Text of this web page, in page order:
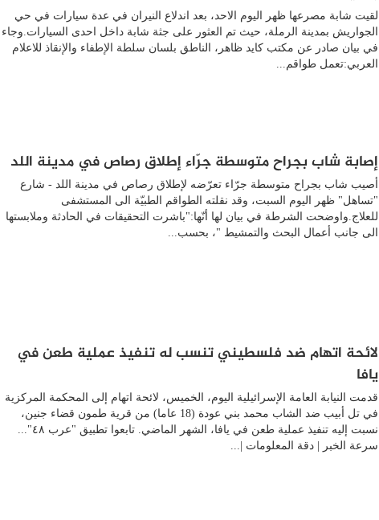
لقيت شابة مصرعها ظهر اليوم الاحد، بعد اندلاع النيران في عدة سيارات في حي
الجواريش بمدينة الرملة، حيث تم العثور على جثة شابة داخل احدى السيارات.وجاء
في بيان صادر عن مكتب كايد ظاهر، الناطق بلسان سلطة الإطفاء والإنقاذ للاعلام
العربي:تعمل طواقم...
إصابة شاب بجراح متوسطة جرّاء إطلاق رصاص في مدينة اللد
أصيب شاب بجراح متوسطة جرّاء تعرّضه لإطلاق رصاص في مدينة اللد - شارع
"تساهل" ظهر اليوم السبت، وقد نقلته الطواقم الطبيّة الى المستشفى
للعلاج.واوضحت الشرطة في بيان لها أنّها:"باشرت التحقيقات في الحادثة وملابستها
الى جانب أعمال البحث والتمشيط "، بحسب...
لائحة اتهام ضد فلسطيني تنسب له تنفيذ عملية طعن في
يافا
قدمت النيابة العامة الإسرائيلية اليوم، الخميس، لائحة اتهام إلى المحكمة المركزية
في تل أبيب ضد الشاب محمد بني عودة (18 عاما) من قرية طمون قضاء جنين،
نسبت إليه تنفيذ عملية طعن في يافا، الشهر الماضي. تابعوا تطبيق "عرب ٤٨"...
سرعة الخبر | دقة المعلومات |...